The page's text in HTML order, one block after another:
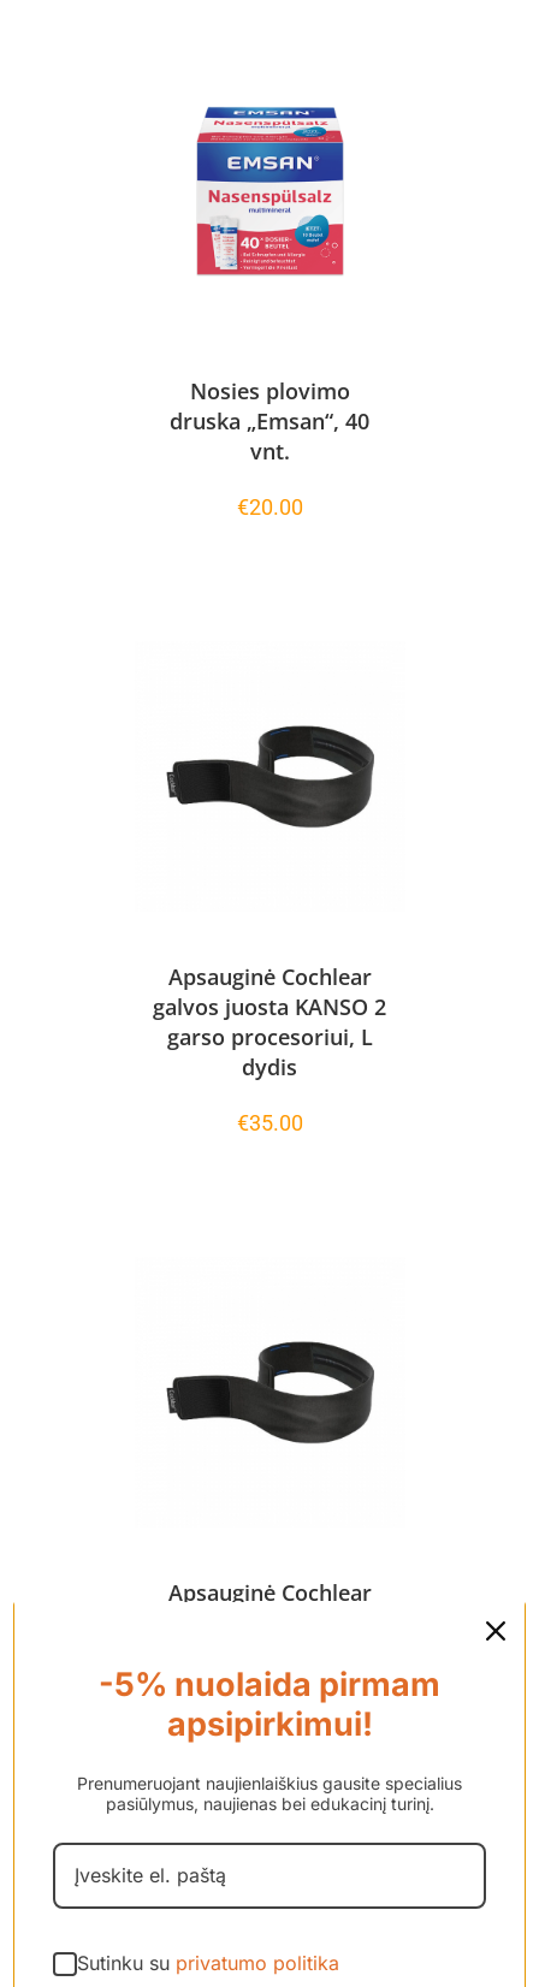
Nosies plovimo
druska „Emsan“, 40
vnt.
€20.00
Apsauginė Cochlear
galvos juosta KANSO 2
garso procesoriui, L
dydis
€35.00
Apsauginė Cochlear
dydis
€35.00
-5% nuolaida pirmam
apsipirkimui!
Prenumeruojant naujienlaiškius gausite specialius
pasiūlymus, naujienas bei edukacinį turinį.
Sutinku su privatumo politika